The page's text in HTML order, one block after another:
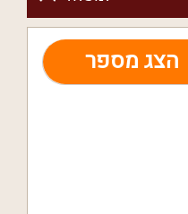
הצג מספר